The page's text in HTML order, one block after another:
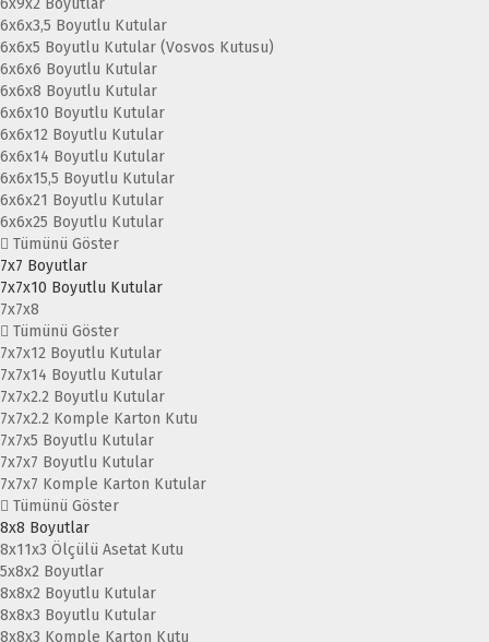
6x9x2 Boyutlar
6x6x3,5 Boyutlu Kutular
6x6x5 Boyutlu Kutular (Vosvos Kutusu)
6x6x6 Boyutlu Kutular
6x6x8 Boyutlu Kutular
6x6x10 Boyutlu Kutular
6x6x12 Boyutlu Kutular
6x6x14 Boyutlu Kutular
6x6x15,5 Boyutlu Kutular
6x6x21 Boyutlu Kutular
6x6x25 Boyutlu Kutular
Tümünü Göster
7x7 Boyutlar
7x7x10 Boyutlu Kutular
7x7x8
Tümünü Göster
7x7x12 Boyutlu Kutular
7x7x14 Boyutlu Kutular
7x7x2.2 Boyutlu Kutular
7x7x2.2 Komple Karton Kutu
7x7x5 Boyutlu Kutular
7x7x7 Boyutlu Kutular
7x7x7 Komple Karton Kutular
Tümünü Göster
8x8 Boyutlar
8x11x3 Ölçülü Asetat Kutu
5x8x2 Boyutlar
8x8x2 Boyutlu Kutular
8x8x3 Boyutlu Kutular
8x8x3 Komple Karton Kutu